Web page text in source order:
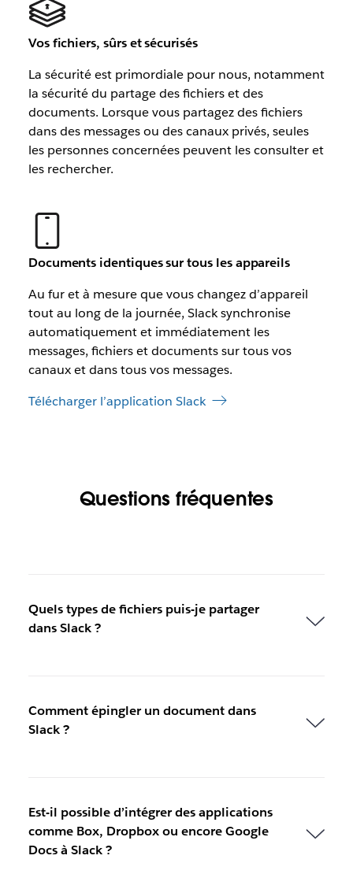
Vos fichiers, sûrs et sécurisés
La sécurité est primordiale pour nous, notamment
la sécurité du partage des fichiers et des
documents. Lorsque vous partagez des fichiers
dans des messages ou des canaux privés, seules
les personnes concernées peuvent les consulter et
les rechercher.
Documents identiques sur tous les appareils
Au fur et à mesure que vous changez d’appareil
tout au long de la journée, Slack synchronise
automatiquement et immédiatement les
messages, fichiers et documents sur tous vos
canaux et dans tous vos messages.
Télécharger l’application Slack
Questions fréquentes
Quels types de fichiers puis-je partager
dans Slack ?
Comment épingler un document dans
Slack ?
Est-il possible d’intégrer des applications
comme Box, Dropbox ou encore Google
Docs à Slack ?